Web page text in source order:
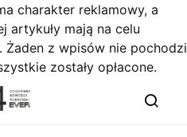
charakter reklamowy, a
artykuły mają na celu
z wpisów nie pochodzi
zostały opłacone.